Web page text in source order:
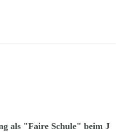
als "Faire Schule" beim J